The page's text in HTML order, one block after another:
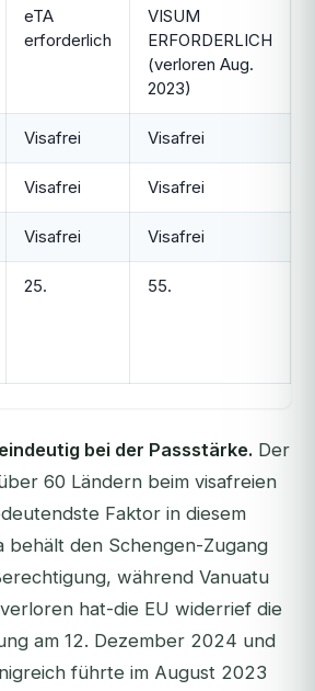
eTA
erforderlich
VISUM
ERFORDERLICH
(verloren Aug.
2023)
Visafrei Visafrei
Visafrei Visafrei
Visafrei Visafrei
25. 55.
bei der Passstärke. Der
60 Ländern beim visafreien
Faktor in diesem
behält den Schengen-Zugang
während Vanuatu
hat-die EU widerrief die
am 12. Dezember 2024 und
führte im August 2023